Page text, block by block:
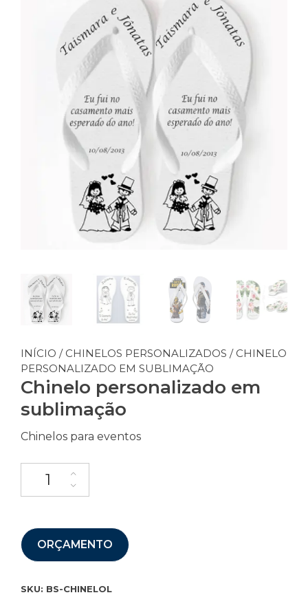
INÍCIO / CHINELOS PERSONALIZADOS / CHINELO
PERSONALIZADO EM SUBLIMAÇÃO
Chinelo personalizado em
sublimação
Chinelos para eventos
ORÇAMENTO
SKU: BS-CHINELOL